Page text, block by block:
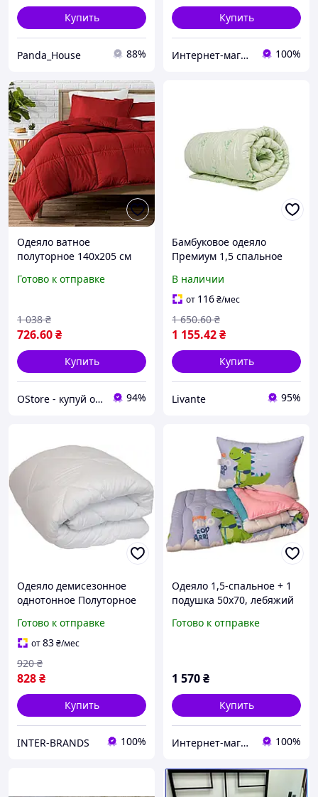
Купить
Panda_House 88%
Купить
Интернет-магазин "ДОЛЯ Текстиль" 100%
Одеяло ватное
полуторное 140х205 см
спальное теплое одеяло
одеяло
Готово к отправке
726.60₴
1 038 ₴
Купить
OStore - купуй онлайн! 94%
Бамбуковое одеяло
Премиум 1,5 спальное
цветное ТМ Homefor "Lv"
В наличии
от 116₴/мес
1 155.42₴
1 650.60 ₴
Купить
Livante 95%
Одеяло демисезонное
однотонное Полуторное
(1-02803-00000) 140 х 205
см Белое
Готово к отправке
от83₴/мес
828₴
920 ₴
Купить
INTER-BRANDS 100%
Одеяло 1,5-спальное + 1
подушка 50х70, лебяжий
гипоаллергенное ТМ TAG
Готово к отправке
1 570₴
Купить
Интернет-магазин "ДОЛЯ Текстиль" 100%